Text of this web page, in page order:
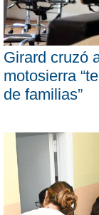
Girard cruzó
motosierra
de familias”